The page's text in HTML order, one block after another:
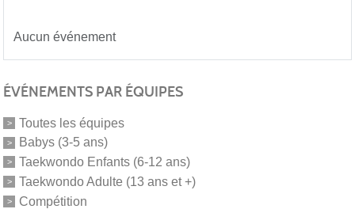
Aucun événement
ÉVÉNEMENTS PAR ÉQUIPES
Toutes les équipes
Babys (3-5 ans)
Taekwondo Enfants (6-12 ans)
Taekwondo Adulte (13 ans et +)
Compétition